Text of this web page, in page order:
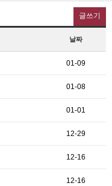
글쓰기
날짜
01-09
01-08
01-01
12-29
12-16
12-16